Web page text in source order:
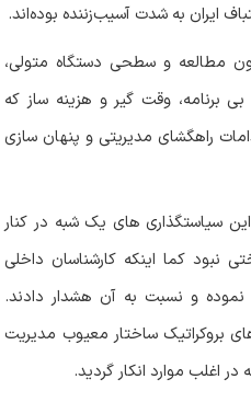
ایران به شدت آسیب‌زننده بوده‌اند.
مطالعه و سطحی دستگاه متولی،
برنامه، وقت گیر و هزینه ساز که
راهگشای مدیریتی و پنهان سازی
سیاستگذاری های یک شبه در کنار
نبود کما اینکه کارشناسان داخلی
نموده و نسبت به آن هشدار دادند.
بروکراتیک ساختار معیوب مدیریت
اغلب موارد انکار گردید.